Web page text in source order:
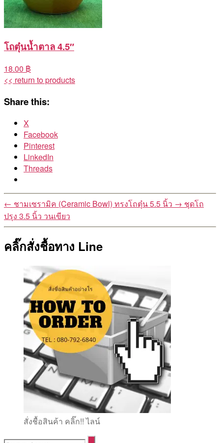
โถตุ๋นน้ำตาล 4.5″
18.00 ฿
<< return to products
Share this:
X
Facebook
Pinterest
LinkedIn
Threads
← ชามเซรามิค (Ceramic Bowl) ทรงโถตุ๋น 5.5 นิ้ว → ชุดโถ
ปรุง 3.5 นิ้ว วนเขียว
คลิ๊กสั่งชื้อทาง Line
สั่งชื้อสินค้า คลิ๊ก!! ไลน์